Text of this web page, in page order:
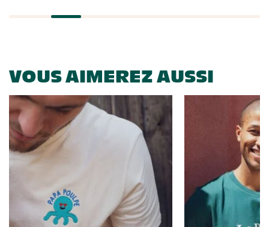
VOUS AIMEREZ AUSSI